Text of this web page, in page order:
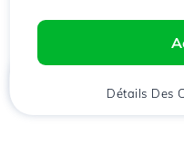
Détails Des
Client